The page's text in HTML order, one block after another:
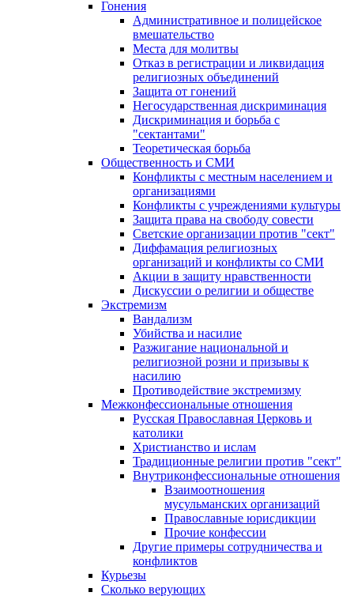
Гонения
Административное и полицейское
вмешательство
Места для молитвы
Отказ в регистрации и ликвидация
религиозных объединений
Защита от гонений
Негосударственная дискриминация
Дискриминация и борьба с
"сектантами"
Теоретическая борьба
Общественность и СМИ
Конфликты с местным населением и
организациями
Конфликты с учреждениями культуры
Защита права на свободу совести
Светские организации против "сект"
Диффамация религиозных
организаций и конфликты со СМИ
Акции в защиту нравственности
Дискуссии о религии и обществе
Экстремизм
Вандализм
Убийства и насилие
Разжигание национальной и
религиозной розни и призывы к
насилию
Противодействие экстремизму
Межконфессиональные отношения
Русская Православная Церковь и
католики
Христианство и ислам
Традиционные религии против "сект"
Внутриконфессиональные отношения
Взаимоотношения
мусульманских организаций
Православные юрисдикции
Прочие конфессии
Другие примеры сотрудничества и
конфликтов
Курьезы
Сколько верующих